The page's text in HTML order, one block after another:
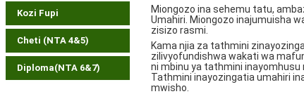
Kozi Fupi
Cheti (NTA 4&5)
Diploma(NTA 6&7)
Miongozo ina sehemu tatu,
Umahiri. Miongozo inajumuisha
zisizo rasmi.
Kama njia za tathmini
zilivyofundishwa wakati wa
ni mbinu ya tathmini
Tathmini inayozingatia umahiri
mwisho.